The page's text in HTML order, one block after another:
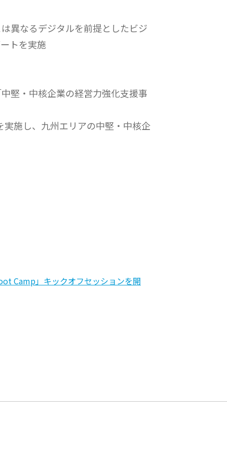
異なるデジタルを前提としたビジ
トを実施
堅・中核企業の経営力強化支援事
施し、九州エリアの中堅・中核企
Camp」キックオフセッションを開